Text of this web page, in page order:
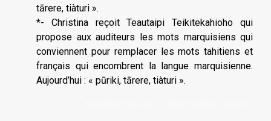
tārere, tiàturi ».
*- Christina reçoit Teautaipi Teikitekahioho qui
propose aux auditeurs les mots marquisiens qui
conviennent pour remplacer les mots tahitiens et
français qui encombrent la langue marquisienne.
Aujourd’hui : « pūriki, tārere, tiàturi ».